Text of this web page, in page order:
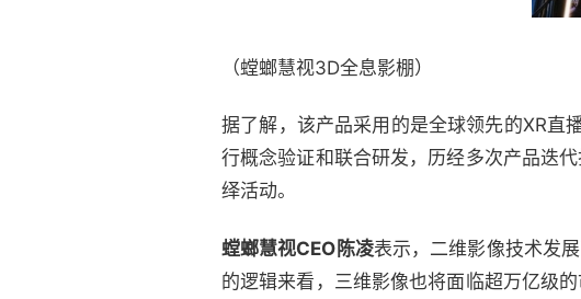
（螳螂慧视3D全息影棚）
据了解，该产品采用的是全球领先的XR直
行概念验证和联合研发，历经多次产品迭
绎活动。
螳螂慧视CEO陈凌表示，二维影像技术发
的逻辑来看，三维影像也将面临超万亿级